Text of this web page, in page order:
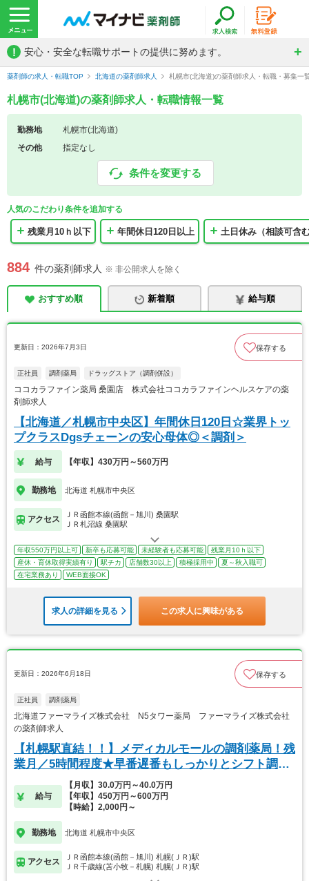
! 安心・安全な転職サポートの提供に努めます。
薬剤師の求人・転職TOP 北海道の薬剤師求人 札幌市(北海道)の薬剤師求人・転職・募集一
札幌市(北海道)の薬剤師求人・転職情報一覧
勤務地
札幌市(北海道)
その他
指定なし
条件を変更する
人気のこだわり条件を追加する
残業月10ｈ以下 年間休日120日以上 土日休み（相談可含
884 件の薬剤師求人 ※ 非公開求人を除く
おすすめ順 新着順 給与順
更新日：2026年7月3日 保存する
正社員 調剤薬局 ドラッグストア（調剤併設）
ココカラファイン薬局 桑園店 株式会社ココカラファインヘルスケアの薬
剤師求人
【北海道／札幌市中央区】年間休日120日☆業界トッ
プクラスDgsチェーンの安心母体◎＜調剤＞
給与 【年収】430万円～560万円
勤務地 北海道 札幌市中央区
アクセス
ＪＲ函館本線(函館－旭川) 桑園駅
ＪＲ札沼線 桑園駅
年収550万円以上可 新卒も応募可能 未経験者も応募可能
残業月10ｈ以下
産休・育休取得実績有り
駅チカ 店舗数30以上 積極採用中
夏～秋入職可
在宅業務あり
WEB面接OK
求人の詳細を見る この求人に興味がある
更新日：2026年6月18日 保存する
正社員 調剤薬局
北海道ファーマライズ株式会社 N5タワー薬局 ファーマライズ株式会社
の薬剤師求人
【札幌駅直結！！】メディカルモールの調剤薬局！残
業月／5時間程度★早番遅番もしっかりとシフト調
給与
【月収】30.0万円～40.0万円
【年収】450万円～600万円
【時給】2,000円～
勤務地 北海道 札幌市中央区
アクセス
ＪＲ函館本線(函館－旭川) 札幌(ＪＲ)駅
ＪＲ千歳線(苫小牧－札幌) 札幌(ＪＲ)駅